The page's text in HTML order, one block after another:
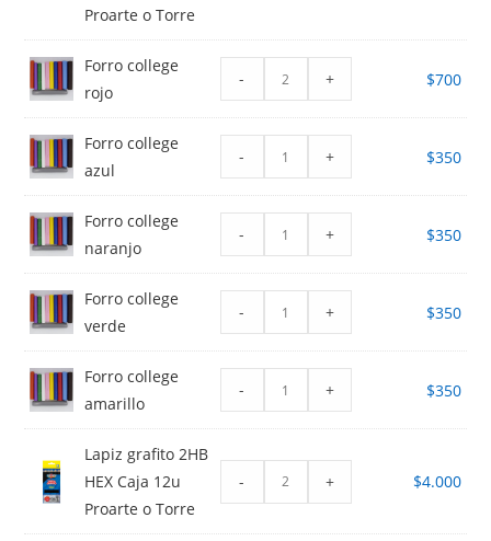
Proarte o Torre
Forro college
rojo
- + $700
Forro college
azul
- + $350
Forro college
naranjo
- + $350
Forro college
verde
- + $350
Forro college
amarillo
- + $350
Lapiz grafito 2HB
HEX Caja 12u
Proarte o Torre
- + $4.000